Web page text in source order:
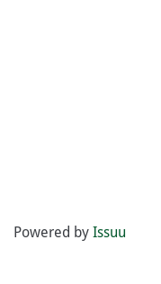
Powered by Issuu